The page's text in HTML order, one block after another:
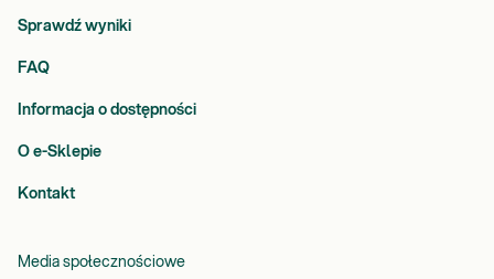
Sprawdź wyniki
FAQ
Informacja o dostępności
O e-Sklepie
Kontakt
Media społecznościowe